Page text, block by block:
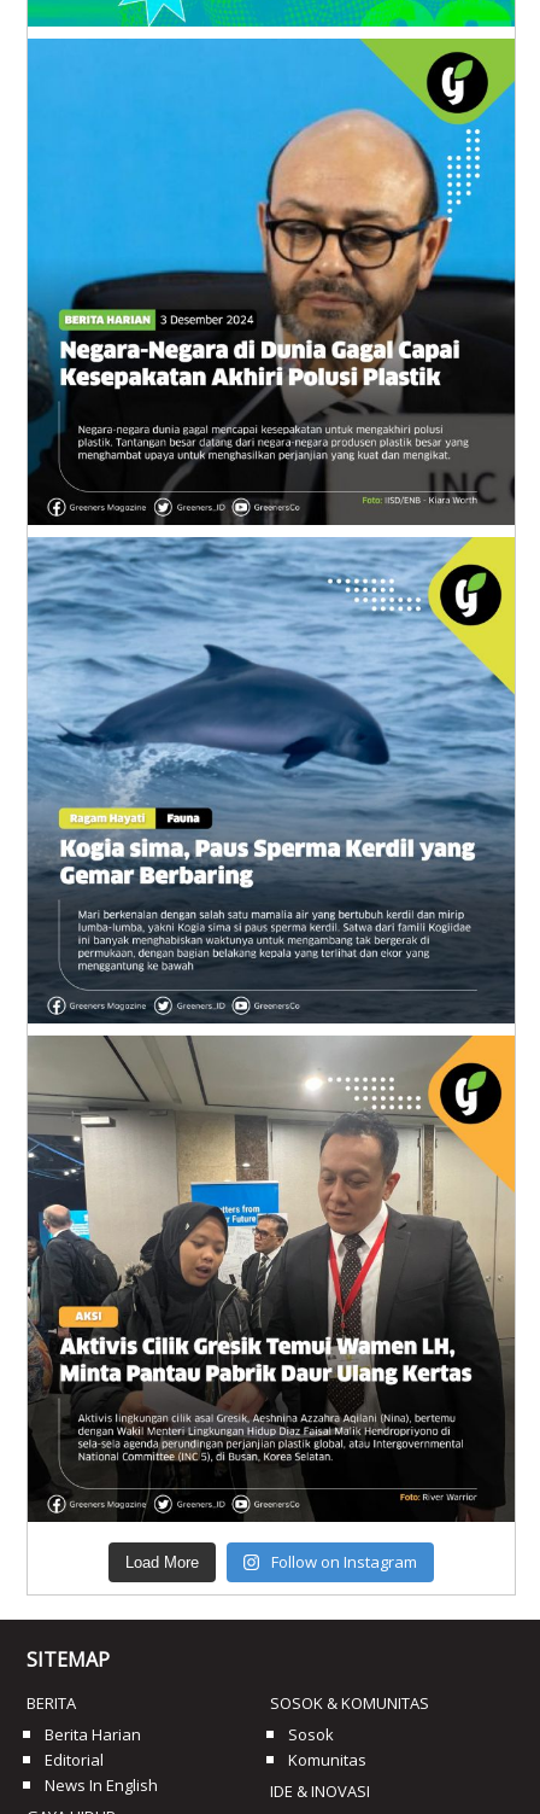
Load More Follow on Instagram
SITEMAP
BERITA
Berita Harian
Editorial
News In English
SOSOK & KOMUNITAS
Sosok
Komunitas
IDE & INOVASI